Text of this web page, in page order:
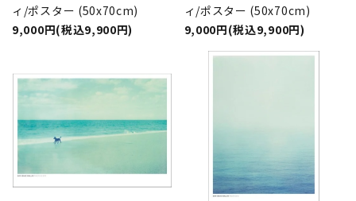
ィ/ポスター (50x70cm)
9,000円(税込9,900円)
ィ/ポスター (50x70cm)
9,000円(税込9,900円)